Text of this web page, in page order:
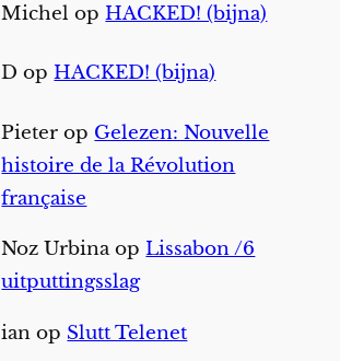
Michel opHACKED! (bijna)
D opHACKED! (bijna)
Pieter op Gelezen: Nouvelle
histoire de la Révolution
française
Noz UrbinaopLissabon /6
uitputtingsslag
ian op Slutt Telenet